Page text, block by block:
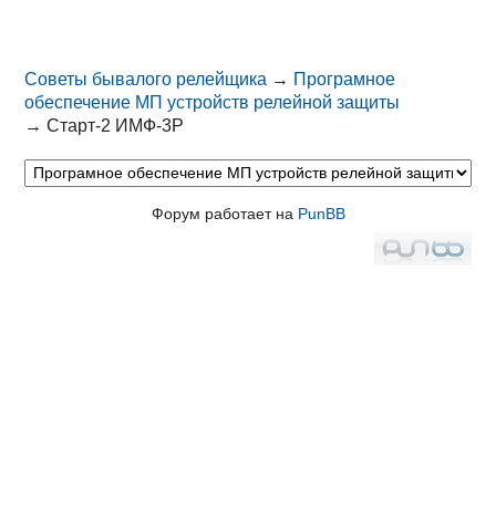
Советы бывалого релейщика → Програмное
обеспечение МП устройств релейной защиты
→Старт-2 ИМФ-3Р
Форум работает на PunBB